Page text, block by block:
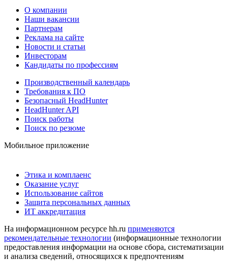
О компании
Наши вакансии
Партнерам
Реклама на сайте
Новости и статьи
Инвесторам
Кандидаты по профессиям
Производственный календарь
Требования к ПО
Безопасный HeadHunter
HeadHunter API
Поиск работы
Поиск по резюме
Мобильное приложение
Этика и комплаенс
Оказание услуг
Использование сайтов
Защита персональных данных
ИТ аккредитация
На информационном ресурсе hh.ru применяются
рекомендательные технологии (информационные технологии
предоставления информации на основе сбора, систематизации
и анализа сведений, относящихся к предпочтениям